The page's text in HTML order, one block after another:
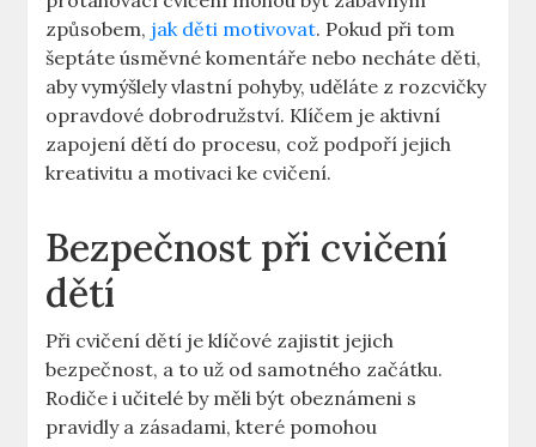
způsobem, jak děti motivovat. Pokud při tom
šeptáte úsměvné komentáře nebo necháte děti,
aby vymýšlely vlastní pohyby, uděláte z rozcvičky
opravdové dobrodružství. Klíčem je aktivní
zapojení dětí do procesu, což podpoří jejich
kreativitu a motivaci ke cvičení.
Bezpečnost při cvičení
dětí
Při cvičení dětí je klíčové zajistit jejich
bezpečnost, a to už od samotného začátku.
Rodiče i učitelé by měli být obeznámeni s
pravidly a zásadami, které pomohou